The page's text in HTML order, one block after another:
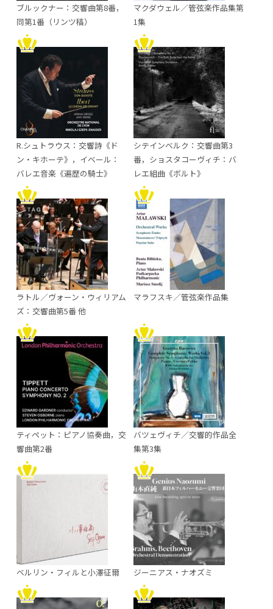
ブルックナー：交響曲第8番，
同第1番（リンツ稿）
マクダウェル／管弦楽作品集第
1集
R.シュトラウス：交響詩《ド
ン・キホーテ》，イベール：
バレエ音楽《遍歴の騎士》
シテインベルク：交響曲第3
番，ショスタコーヴィチ：バ
レエ組曲《ボルト》
ラトル／ヴォーン・ウィリアム
ズ：交響曲第5番 他
マラフスキ／管弦楽作品集
ティペット：ピアノ協奏曲，交
響曲第2番
バツェヴィチ／交響的作品全
集第3集
ベルリン・フィルと小澤征爾 ジーニアス・ナオズミ